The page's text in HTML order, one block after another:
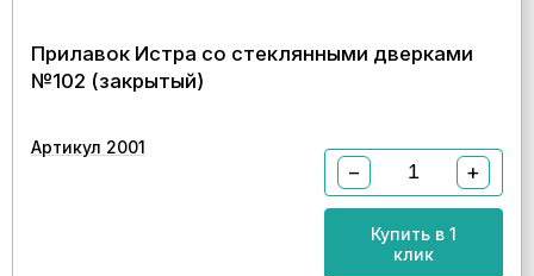
Прилавок Истра со стеклянными дверками
№102 (закрытый)
Артикул 2001
− +
Купить в 1
клик